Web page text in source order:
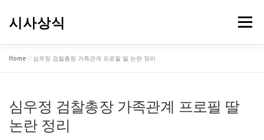
시사상식 메뉴
Home »심우정 검찰총장 가족관계 프로필 딸 논란 정리
심우정 검찰총장 가족관계 프로필 딸
논란 정리